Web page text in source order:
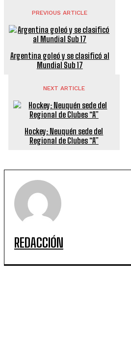
PREVIOUS ARTICLE
Argentina goleó y se clasificó al
Mundial Sub 17
NEXT ARTICLE
Hockey: Neuquén sede del
Regional de Clubes “A”
REDACCIÓN